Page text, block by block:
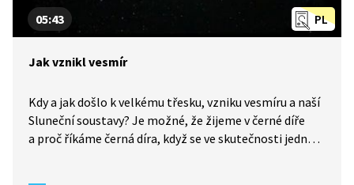
PL
05:43
Jak vznikl vesmír
Kdy a jak došlo k velkému třesku, vzniku vesmíru a naší
Sluneční soustavy? Je možné, že žijeme v černé díře
a proč říkáme černá díra, když se ve skutečnosti jedná